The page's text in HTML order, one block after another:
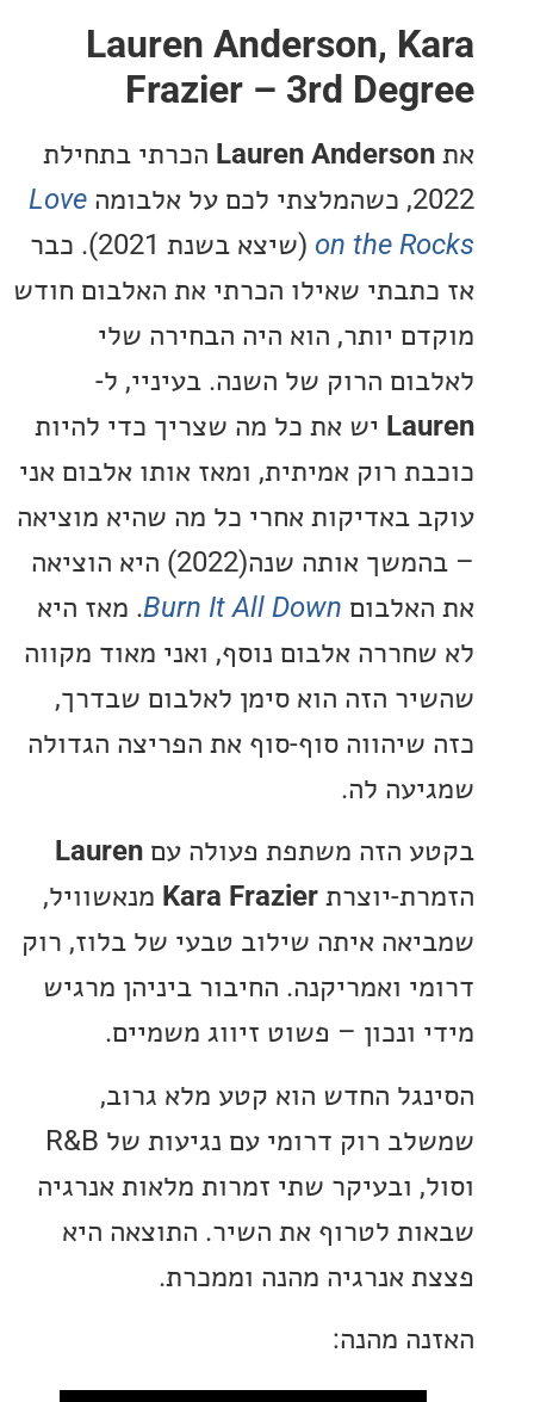
Lauren Anderson,
Frazier – 3rd
Laurenהכרתי בתחילת
Love
on the
(שיצא בשנת 2021). כבר
שאילו הכרתי את האלבום חודש
יותר, הוא היה הבחירה שלי
הרוק של השנה. בעיניי, ל-
יש את כל מה שצריך כדי להיות
רוק אמיתית, ומאז אותו אלבום אני
באדיקות אחרי כל מה שהיא מוציאה
– בהמשך אותה שנה(2022) היא הוציאה
Burn It All Down. מאז היא
אלבום נוסף, ואני מאוד מקווה
הזה הוא סימן לאלבום שבדרך,
סוף-סוף את הפריצה הגדולה
לה.
הזה משתפת פעולה עםLauren
יוצרתKara Frazierמנאשוויל,
איתה שילוב טבעי של בלוז, רוק
ואמריקנה. החיבור ביניהן מרגיש
ונכון – פשוט זיווג משמיים.
החדש הוא קטע מלא גרוב,
שמשלב רוק דרומי עם נגיעות של R&B
ובעיקר שתי זמרות מלאות אנרגיה
לטרוף את השיר. התוצאה היא
אנרגיה מהנה וממכרת.
מהנה: